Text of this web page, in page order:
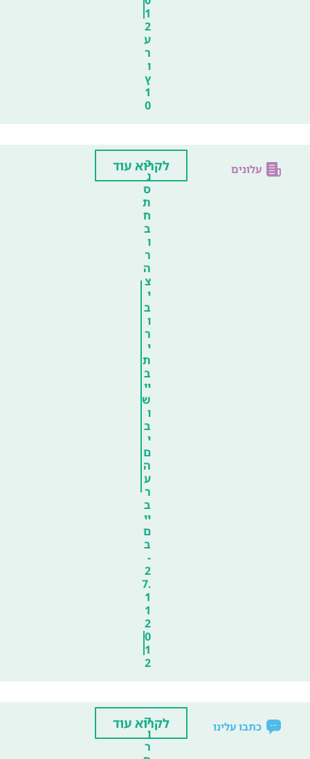
1
2
ע
ר
ו
ץ
1
0
עלונים
כ
נ
ס
ת
ח
ב
ו
ר
ה
צ
י
ב
ו
ר
י
ת
ב
יי
ש
ו
ב
י
ם
ה
ע
ר
ב
יי
ם
ב
-
2
7.
1
1
2
0
1
2
לקרוא עוד
כתבו עלינו
ק
ו
ר
לקרוא עוד